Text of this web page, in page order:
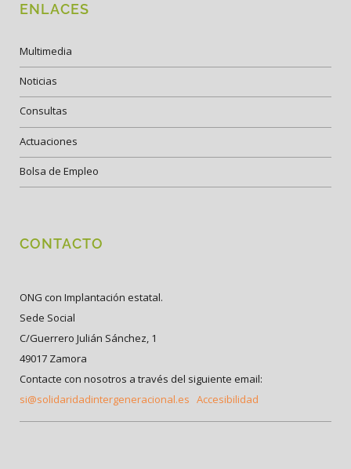
ENLACES
Multimedia
Noticias
Consultas
Actuaciones
Bolsa de Empleo
CONTACTO
ONG con Implantación estatal.
Sede Social
C/Guerrero Julián Sánchez, 1
49017 Zamora
Contacte con nosotros a través del siguiente email:
si@solidaridadintergeneracional.es Accesibilidad